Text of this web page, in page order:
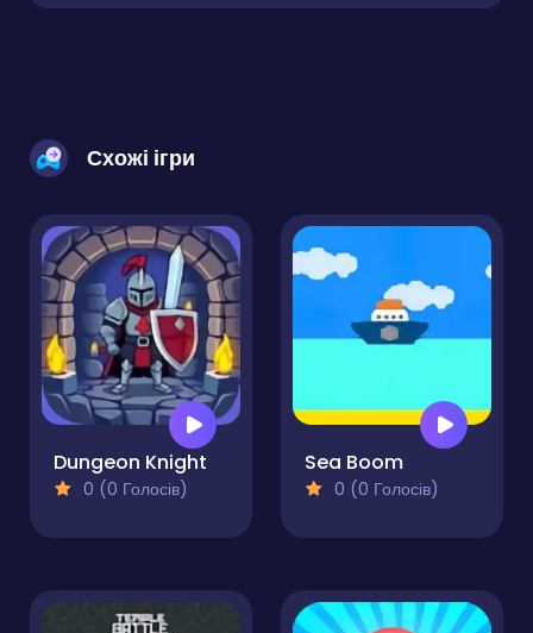
Схожі ігри
Dungeon Knight
0 (0 Голосів)
Sea Boom
0 (0 Голосів)